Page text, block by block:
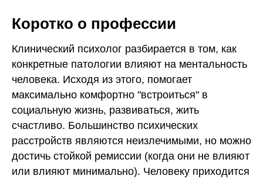
Коротко о профессии
Клинический психолог разбирается в том, как
конкретные патологии влияют на ментальность
человека. Исходя из этого, помогает
максимально комфортно "встроиться" в
социальную жизнь, развиваться, жить
счастливо. Большинство психических
расстройств являются неизлечимыми, но можно
достичь стойкой ремиссии (когда они не влияют
или влияют минимально). Человеку приходится